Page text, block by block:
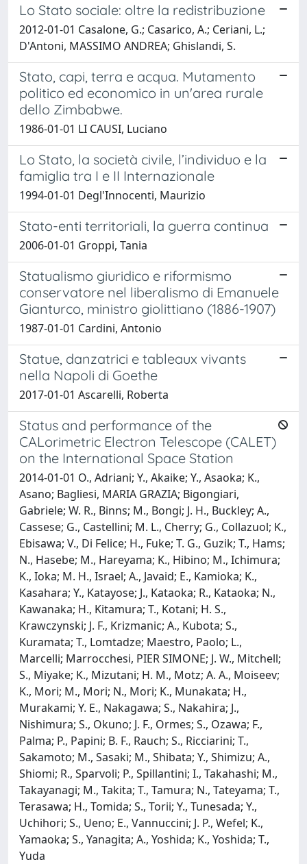
Lo Stato sociale: oltre la redistribuzione
2012-01-01 Casalone, G.; Casarico, A.; Ceriani, L.;
D'Antoni, MASSIMO ANDREA; Ghislandi, S.
Stato, capi, terra e acqua. Mutamento
politico ed economico in un'area rurale
dello Zimbabwe.
1986-01-01 LI CAUSI, Luciano
Lo Stato, la società civile, l’individuo e la
famiglia tra I e II Internazionale
1994-01-01 Degl'Innocenti, Maurizio
Stato-enti territoriali, la guerra continua
2006-01-01 Groppi, Tania
Statualismo giuridico e riformismo
conservatore nel liberalismo di Emanuele
Gianturco, ministro giolittiano (1886-1907)
1987-01-01 Cardini, Antonio
Statue, danzatrici e tableaux vivants
nella Napoli di Goethe
2017-01-01 Ascarelli, Roberta
Status and performance of the
CALorimetric Electron Telescope (CALET)
on the International Space Station
2014-01-01 O., Adriani; Y., Akaike; Y., Asaoka; K.,
Asano; Bagliesi, MARIA GRAZIA; Bigongiari,
Gabriele; W. R., Binns; M., Bongi; J. H., Buckley; A.,
Cassese; G., Castellini; M. L., Cherry; G., Collazuol; K.,
Ebisawa; V., Di Felice; H., Fuke; T. G., Guzik; T., Hams;
N., Hasebe; M., Hareyama; K., Hibino; M., Ichimura;
K., Ioka; M. H., Israel; A., Javaid; E., Kamioka; K.,
Kasahara; Y., Katayose; J., Kataoka; R., Kataoka; N.,
Kawanaka; H., Kitamura; T., Kotani; H. S.,
Krawczynski; J. F., Krizmanic; A., Kubota; S.,
Kuramata; T., Lomtadze; Maestro, Paolo; L.,
Marcelli; Marrocchesi, PIER SIMONE; J. W., Mitchell;
S., Miyake; K., Mizutani; H. M., Motz; A. A., Moiseev;
K., Mori; M., Mori; N., Mori; K., Munakata; H.,
Murakami; Y. E., Nakagawa; S., Nakahira; J.,
Nishimura; S., Okuno; J. F., Ormes; S., Ozawa; F.,
Palma; P., Papini; B. F., Rauch; S., Ricciarini; T.,
Sakamoto; M., Sasaki; M., Shibata; Y., Shimizu; A.,
Shiomi; R., Sparvoli; P., Spillantini; I., Takahashi; M.,
Takayanagi; M., Takita; T., Tamura; N., Tateyama; T.,
Terasawa; H., Tomida; S., Torii; Y., Tunesada; Y.,
Uchihori; S., Ueno; E., Vannuccini; J. P., Wefel; K.,
Yamaoka; S., Yanagita; A., Yoshida; K., Yoshida; T.,
Yuda